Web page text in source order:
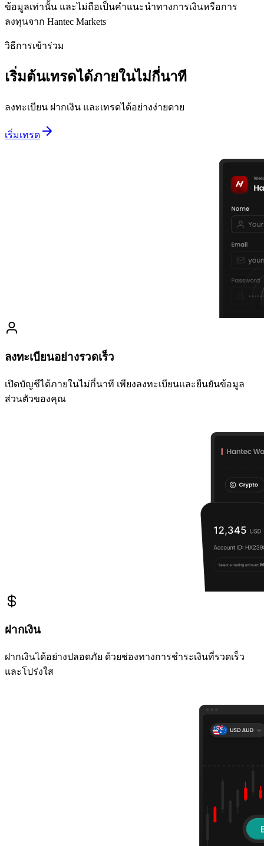
ข้อมูลเท่านั้น และไม่ถือเป็นคำแนะนำทางการเงินหรือการ
ลงทุนจาก Hantec Markets
วิธีการเข้าร่วม
เริ่มต้นเทรดได้ภายในไม่กี่นาที
ลงทะเบียน ฝากเงิน และเทรดได้อย่างง่ายดาย
เริ่มเทรด
ลงทะเบียนอย่างรวดเร็ว
เปิดบัญชีได้ภายในไม่กี่นาที เพียงลงทะเบียนและยืนยันข้อมูล
ส่วนตัวของคุณ
ฝากเงิน
ฝากเงินได้อย่างปลอดภัย ด้วยช่องทางการชำระเงินที่รวดเร็ว
และโปร่งใส